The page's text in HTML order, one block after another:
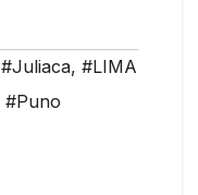
#Juliaca, #LIMA
#Puno